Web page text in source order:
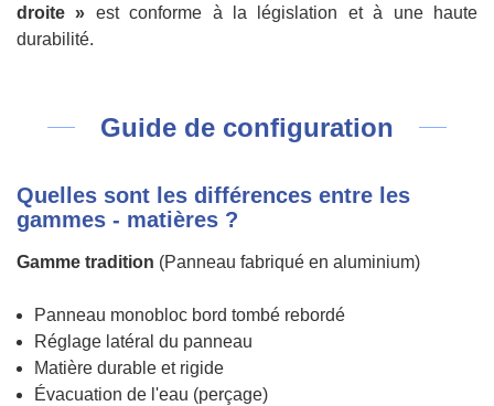
droite » est conforme à la législation et à une haute
durabilité.
Guide de configuration
Quelles sont les différences entre les
gammes - matières ?
Gamme tradition (Panneau fabriqué en aluminium)
Panneau monobloc bord tombé rebordé
Réglage latéral du panneau
Matière durable et rigide
Évacuation de l'eau (perçage)